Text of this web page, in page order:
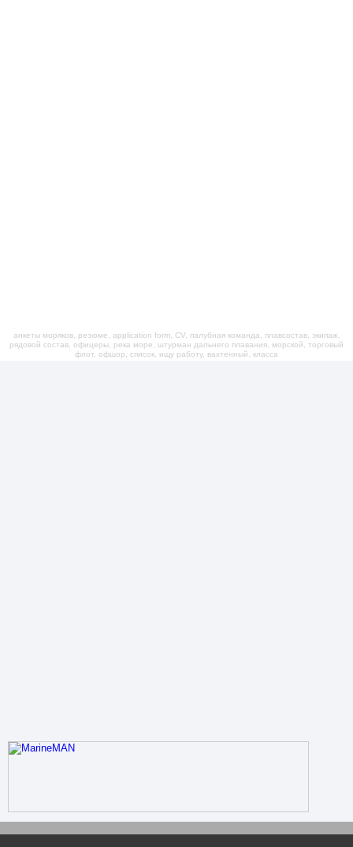
анкеты моряков, резюме, application form, CV, палубная команда, плавсостав, экипаж,
рядовой состав, офицеры, река море, штурман дальнего плавания, морской, торговый
флот, офшор, список, ищу работу, вахтенный, класса